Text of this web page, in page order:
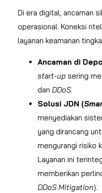
Di era digital, ancaman
operasional. Koneksi
layanan keamanan
Ancaman di
start-up sering
dan DDoS.
Solusi JDN (
menyediakan
yang dirancang
mengurangi risiko
Layanan ini
memberikan
DDoS Mitigation).